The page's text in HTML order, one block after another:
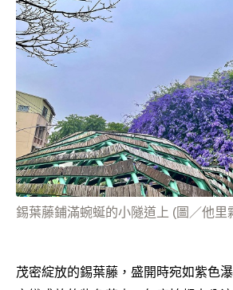
錫葉藤鋪滿蜿蜒的小隧道上 (圖／他里
茂密綻放的錫葉藤，盛開時宛如紫色